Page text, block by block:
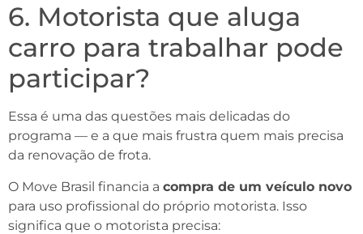
6. Motorista que aluga
carro para trabalhar pode
participar?
Essa é uma das questões mais delicadas do
programa — e a que mais frustra quem mais precisa
da renovação de frota.
O Move Brasil financia a compra de um veículo novo
para uso profissional do próprio motorista. Isso
significa que o motorista precisa: